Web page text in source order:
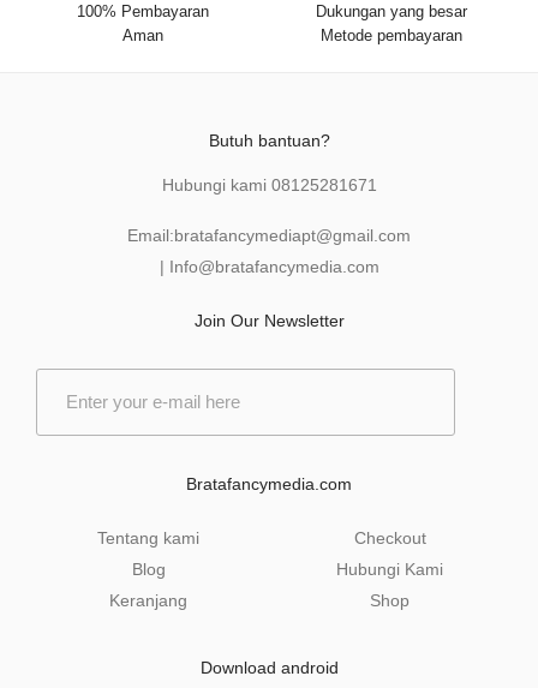
100% Pembayaran
Aman
Dukungan yang besar
Metode pembayaran
Butuh bantuan?
Hubungi kami 08125281671
Email:bratafancymediapt@gmail.com
| Info@bratafancymedia.com
Join Our Newsletter
Bratafancymedia.com
Tentang kami
Blog
Keranjang
Checkout
Hubungi Kami
Shop
Download android